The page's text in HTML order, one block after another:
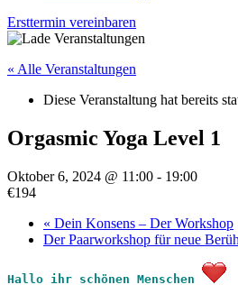
Ersttermin vereinbaren
« Alle Veranstaltungen
Diese Veranstaltung hat bereits
Orgasmic Yoga Level 1
Oktober 6, 2024 @ 11:00 - 19:00
€194
« Dein Konsens – Der Workshop
Der Paarworkshop für neue
Hallo ihr schönen Menschen